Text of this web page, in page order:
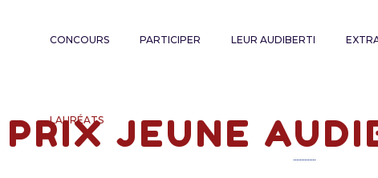
CONCOURS PARTICIPER LEUR AUDIBERTI
LAURÉATS
PRIX JEUNE